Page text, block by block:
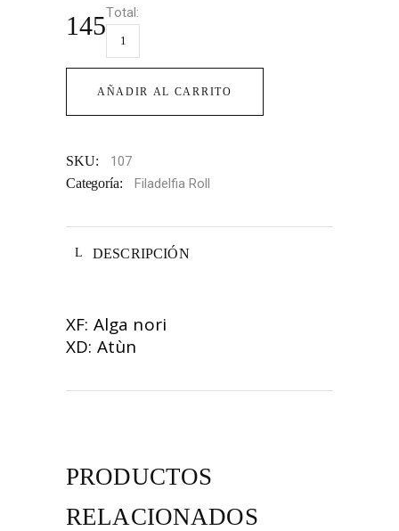
Total:
145 Filadelfia
de
(sin
AÑADIR AL CARRITO
SKU: 107
Categoría: Filadelfia Roll
DESCRIPCIÓN
XF: Alga nori
XD: Atùn
PRODUCTOS
RELACIONADOS